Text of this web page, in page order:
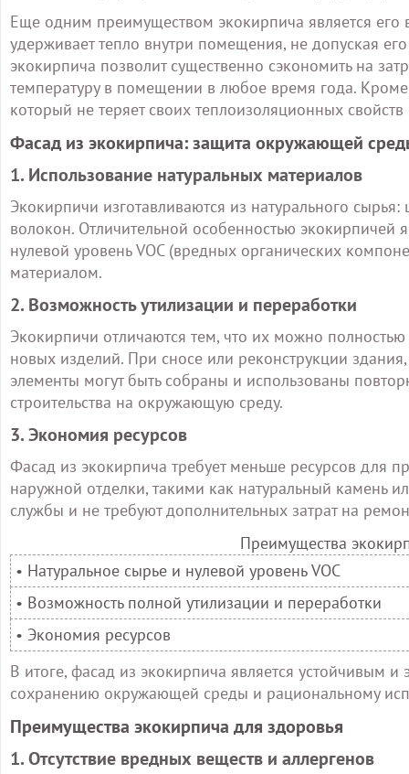
Еще одним преимуществом экокирпича является
удерживает тепло внутри помещения, не допуская
экокирпича позволит существенно сэкономить на
температуру в помещении в любое время года.
который не теряет своих теплоизоляционных
Фасад из экокирпича: защита окружающей
1. Использование натуральных материалов
Экокирпичи изготавливаются из натурального
волокон. Отличительной особенностью экокирпичей
нулевой уровень VOC (вредных органических
материалом.
2. Возможность утилизации и переработки
Экокирпичи отличаются тем, что их можно
новых изделий. При сносе или реконструкции
элементы могут быть собраны и использованы
строительства на окружающую среду.
3. Экономия ресурсов
Фасад из экокирпича требует меньше ресурсов для
наружной отделки, такими как натуральный камень
службы и не требуют дополнительных затрат на
Преимущества
• Натуральное сырье и нулевой уровень VOC
• Возможность полной утилизации и переработки
• Экономия ресурсов
В итоге, фасад из экокирпича является устойчивым
сохранению окружающей среды и рациональному
Преимущества экокирпича для здоровья
1. Отсутствие вредных веществ и аллергенов